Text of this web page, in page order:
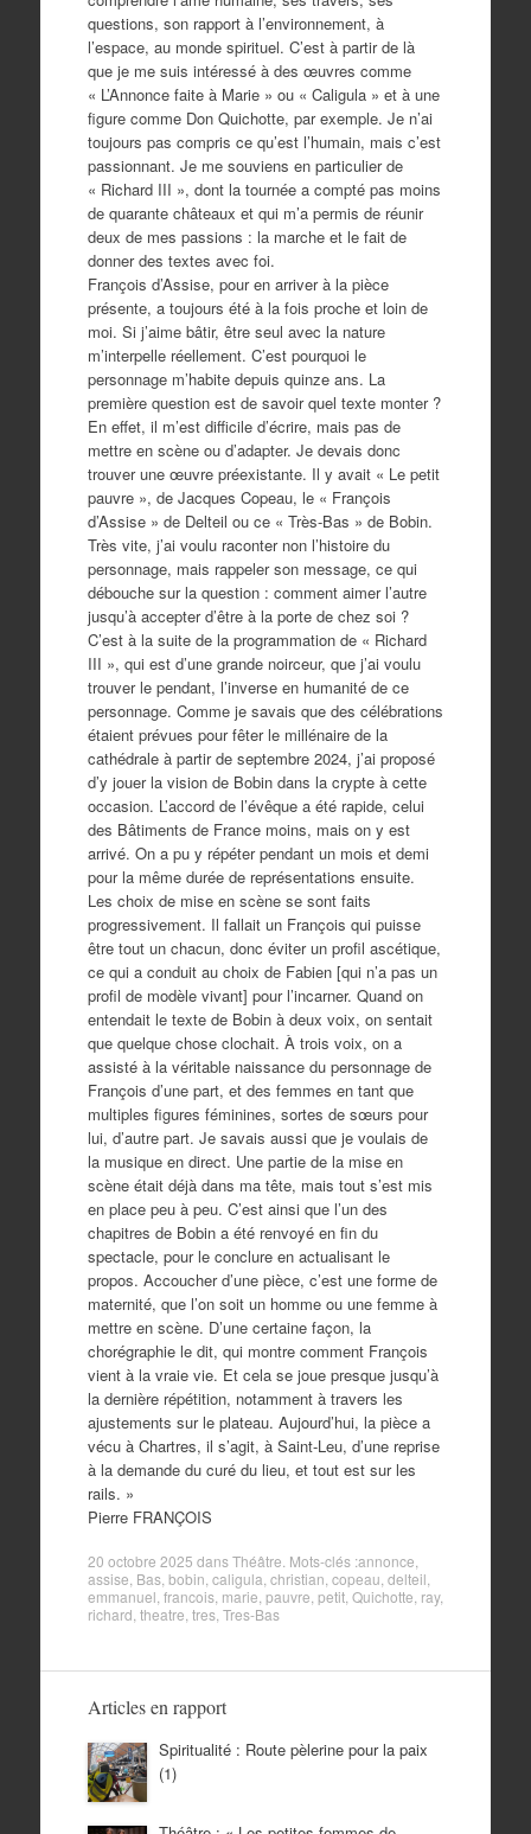
questions, son rapport à l’environnement, à
l’espace, au monde spirituel. C’est à partir de là
que je me suis intéressé à des œuvres comme
« L’Annonce faite à Marie » ou « Caligula » et à une
figure comme Don Quichotte, par exemple. Je n’ai
toujours pas compris ce qu’est l’humain, mais c’est
passionnant. Je me souviens en particulier de
« Richard III », dont la tournée a compté pas moins
de quarante châteaux et qui m’a permis de réunir
deux de mes passions : la marche et le fait de
donner des textes avec foi.
François d’Assise, pour en arriver à la pièce
présente, a toujours été à la fois proche et loin de
moi. Si j’aime bâtir, être seul avec la nature
m’interpelle réellement. C’est pourquoi le
personnage m’habite depuis quinze ans. La
première question est de savoir quel texte monter ?
En effet, il m’est difficile d’écrire, mais pas de
mettre en scène ou d’adapter. Je devais donc
trouver une œuvre préexistante. Il y avait « Le petit
pauvre », de Jacques Copeau, le « François
d’Assise » de Delteil ou ce « Très-Bas » de Bobin.
Très vite, j’ai voulu raconter non l’histoire du
personnage, mais rappeler son message, ce qui
débouche sur la question : comment aimer l’autre
jusqu’à accepter d’être à la porte de chez soi ?
C’est à la suite de la programmation de « Richard
III », qui est d’une grande noirceur, que j’ai voulu
trouver le pendant, l’inverse en humanité de ce
personnage. Comme je savais que des célébrations
étaient prévues pour fêter le millénaire de la
cathédrale à partir de septembre 2024, j’ai proposé
d’y jouer la vision de Bobin dans la crypte à cette
occasion. L’accord de l’évêque a été rapide, celui
des Bâtiments de France moins, mais on y est
arrivé. On a pu y répéter pendant un mois et demi
pour la même durée de représentations ensuite.
Les choix de mise en scène se sont faits
progressivement. Il fallait un François qui puisse
être tout un chacun, donc éviter un profil ascétique,
ce qui a conduit au choix de Fabien [qui n’a pas un
profil de modèle vivant] pour l’incarner. Quand on
entendait le texte de Bobin à deux voix, on sentait
que quelque chose clochait. À trois voix, on a
assisté à la véritable naissance du personnage de
François d’une part, et des femmes en tant que
multiples figures féminines, sortes de sœurs pour
lui, d’autre part. Je savais aussi que je voulais de
la musique en direct. Une partie de la mise en
scène était déjà dans ma tête, mais tout s’est mis
en place peu à peu. C’est ainsi que l’un des
chapitres de Bobin a été renvoyé en fin du
spectacle, pour le conclure en actualisant le
propos. Accoucher d’une pièce, c’est une forme de
maternité, que l’on soit un homme ou une femme à
mettre en scène. D’une certaine façon, la
chorégraphie le dit, qui montre comment François
vient à la vraie vie. Et cela se joue presque jusqu’à
la dernière répétition, notamment à travers les
ajustements sur le plateau. Aujourd’hui, la pièce a
vécu à Chartres, il s’agit, à Saint-Leu, d’une reprise
à la demande du curé du lieu, et tout est sur les
rails. »
Pierre FRANÇOIS
20 octobre 2025 dansThéâtre . Mots-clés :annonce
assise Bas, bobin caligula christian copeau delteil
emmanuel francois, marie pauvre petit, Quichotte ray,
richard theatre tres, Tres-Bas
Articles en rapport
Spiritualité : Route pèlerine pour la paix
(1)